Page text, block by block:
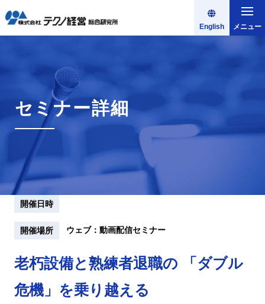
English メニュー
セミナー詳細
開催日時
開催場所 ウェブ：動画配信セミナー
老朽設備と熟練者退職の 「ダブル
危機」を乗り越える